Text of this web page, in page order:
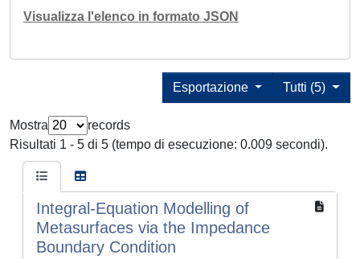
Visualizza l'elenco in formato JSON
Tutti (5)
Esportazione
Mostra
records
Risultati 1 - 5 di 5 (tempo di esecuzione: 0.009 secondi).
Integral-Equation Modelling of
Metasurfaces via the Impedance
Boundary Condition